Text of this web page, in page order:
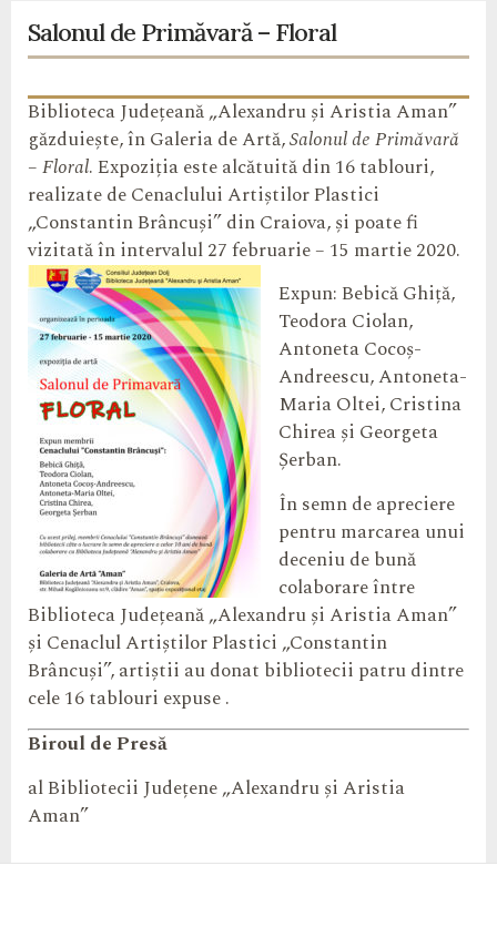
Salonul de Primăvară – Floral
Biblioteca Județeană „Alexandru și Aristia Aman”
găzduiește, în Galeria de Artă,Salonul de Primăvară
– Floral. Expoziția este alcătuită din 16 tablouri,
realizate de Cenaclului Artiștilor Plastici
„Constantin Brâncuși” din Craiova, și poate fi
vizitată în intervalul 27 februarie – 15 martie 2020.
Expun: Bebică Ghiță,
Teodora Ciolan,
Antoneta Cocoș-
Andreescu, Antoneta-
Maria Oltei, Cristina
Chirea și Georgeta
Șerban.
În semn de apreciere
pentru marcarea unui
deceniu de bună
colaborare între
Biblioteca Județeană „Alexandru și Aristia Aman”
și Cenaclul Artiștilor Plastici „Constantin
Brâncuși”, artiștii au donat bibliotecii patru dintre
cele 16 tablouri expuse .
Biroul de Presă
al Bibliotecii Județene „Alexandru și Aristia
Aman”